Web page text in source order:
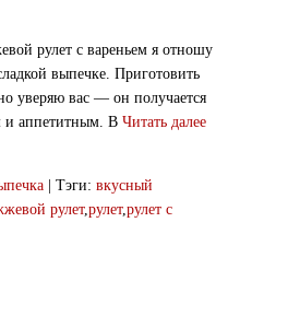
рулет с вареньем я отношу
выпечке. Приготовить
уверяю вас — он получается
и аппетитным. В Читать далее
Тэги: вкусный
рулет,рулет,рулет с